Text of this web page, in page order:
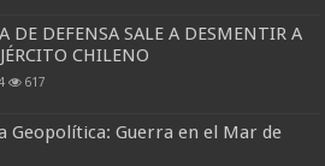
DE DEFENSA SALE A DESMENTIR A
CHILENO
617
Geopolítica: Guerra en el Mar de